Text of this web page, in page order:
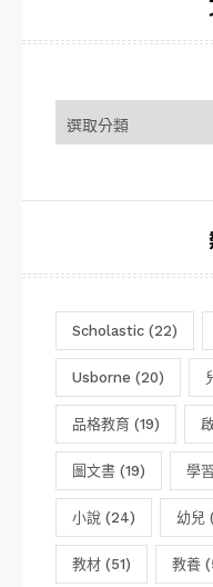
章
分
Scholastic (22)
Usborne (20)
品格教育 (19)
圖文書 (19) 學習
小說 (24) 幼兒
教材 (51) 教養